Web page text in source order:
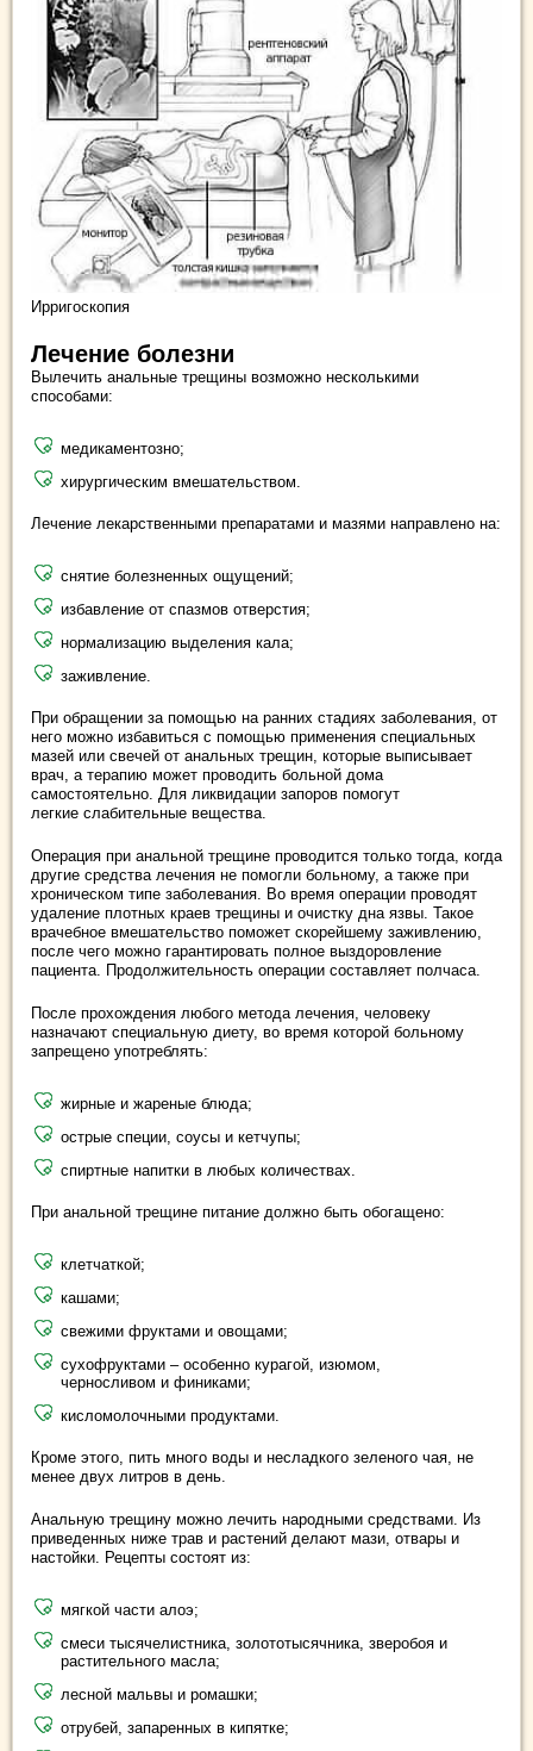
Ирригоскопия
Лечение болезни
Вылечить анальные трещины возможно несколькими
способами:
медикаментозно;
хирургическим вмешательством.
Лечение лекарственными препаратами и мазями направлено на:
снятие болезненных ощущений;
избавление от спазмов отверстия;
нормализацию выделения кала;
заживление.
При обращении за помощью на ранних стадиях заболевания, от
него можно избавиться с помощью применения специальных
мазей или свечей от анальных трещин, которые выписывает
врач, а терапию может проводить больной дома
самостоятельно. Для ликвидации запоров помогут
легкие слабительные вещества.
Операция при анальной трещине проводится только тогда, когда
другие средства лечения не помогли больному, а также при
хроническом типе заболевания. Во время операции проводят
удаление плотных краев трещины и очистку дна язвы. Такое
врачебное вмешательство поможет скорейшему заживлению,
после чего можно гарантировать полное выздоровление
пациента. Продолжительность операции составляет полчаса.
После прохождения любого метода лечения, человеку
назначают специальную диету, во время которой больному
запрещено употреблять:
жирные и жареные блюда;
острые специи, соусы и кетчупы;
спиртные напитки в любых количествах.
При анальной трещине питание должно быть обогащено:
клетчаткой;
кашами;
свежими фруктами и овощами;
сухофруктами – особенно курагой, изюмом,
черносливом и финиками;
кисломолочными продуктами.
Кроме этого, пить много воды и несладкого зеленого чая, не
менее двух литров в день.
Анальную трещину можно лечить народными средствами. Из
приведенных ниже трав и растений делают мази, отвары и
настойки. Рецепты состоят из:
мягкой части алоэ;
смеси тысячелистника, золототысячника, зверобоя и
растительного масла;
лесной мальвы и ромашки;
отрубей, запаренных в кипятке;